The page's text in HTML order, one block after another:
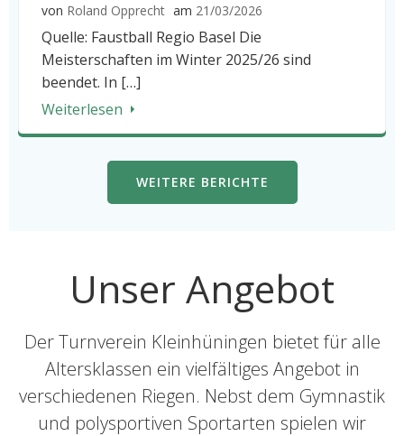
von Roland Opprecht am 21/03/2026
Quelle: Faustball Regio Basel Die
Meisterschaften im Winter 2025/26 sind
beendet. In […]
Weiterlesen
WEITERE BERICHTE
Unser Angebot
Der Turnverein Kleinhüningen bietet für alle
Altersklassen ein vielfältiges Angebot in
verschiedenen Riegen. Nebst dem Gymnastik
und polysportiven Sportarten spielen wir